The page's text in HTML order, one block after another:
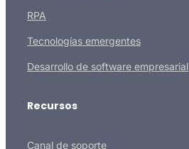
RPA
Tecnologías emergentes
Desarrollo de software empresarial
Recursos
Canal de soporte